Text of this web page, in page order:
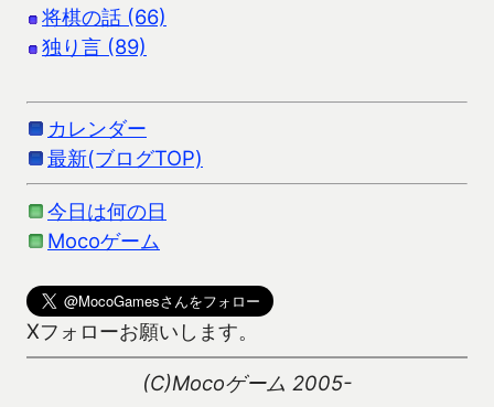
将棋の話 (66)
独り言 (89)
カレンダー
最新(ブログTOP)
今日は何の日
Mocoゲーム
Xフォローお願いします。
(C)Mocoゲーム 2005-